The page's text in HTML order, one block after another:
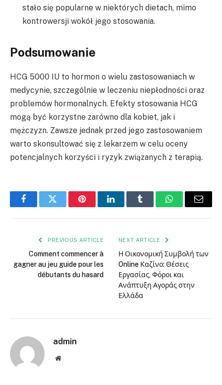
stało się popularne w niektórych dietach, mimo
kontrowersji wokół jego stosowania.
Podsumowanie
HCG 5000 IU to hormon o wielu zastosowaniach w
medycynie, szczególnie w leczeniu niepłodności oraz
problemów hormonalnych. Efekty stosowania HCG
mogą być korzystne zarówno dla kobiet, jak i
mężczyzn. Zawsze jednak przed jego zastosowaniem
warto skonsultować się z lekarzem w celu oceny
potencjalnych korzyści i ryzyk związanych z terapią.
FacebookTwitter PinterestLinkedInTumblr WhatsAppEmail
PREVIOUS ARTICLE
Comment commencer à
gagner au jeu guide pour les
débutants du hasard
NEXT ARTICLE
Η Οικονομική Συμβολή των
Online Καζίνο: Θέσεις
Εργασίας, Φόροι και
Ανάπτυξη Αγοράς στην
Ελλάδα
admin
Website